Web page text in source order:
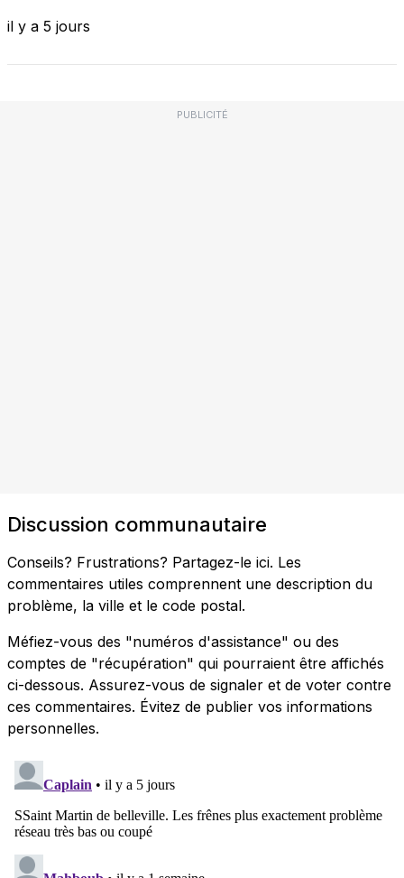
il y a 5 jours
PUBLICITÉ
Discussion communautaire
Conseils? Frustrations? Partagez-le ici. Les
commentaires utiles comprennent une description du
problème, la ville et le code postal.
Méfiez-vous des "numéros d'assistance" ou des
comptes de "récupération" qui pourraient être affichés
ci-dessous. Assurez-vous de signaler et de voter contre
ces commentaires. Évitez de publier vos informations
personnelles.